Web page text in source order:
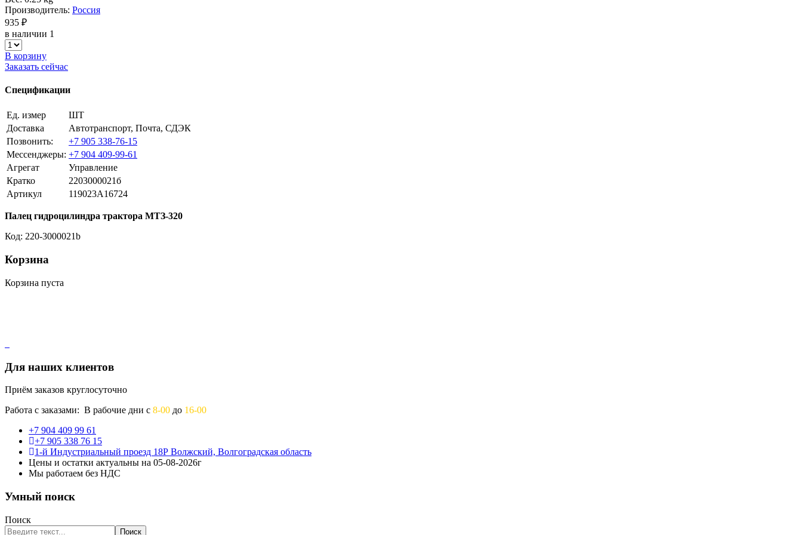
Производитель: Россия
935 ₽
в наличии 1
В корзину
Заказать сейчас
Спецификации
Ед. измер
ШТ
Доставка
Автотранспорт, Почта, СДЭК
Позвонить:
+7 905 338-76-15
Мессенджеры: +7 904 409-99-61
Агрегат
Управление
Кратко
2203000021б
Артикул
119023A16724
Палец гидроцилиндра трактора МТЗ-320
Код: 220-3000021b
Корзина
Корзина пуста
Для наших клиентов
Приём заказов круглосуточно
Работа с заказами: В рабочие дни с 8-00 до 16-00
+7 904 409 99 61
+7 905 338 76 15
1-й Индустриальный проезд 18Р Волжский, Волгоградская область
Цены и остатки актуальны на 05-08-2026г
Мы работаем без НДС
Умный поиск
Поиск
Поиск